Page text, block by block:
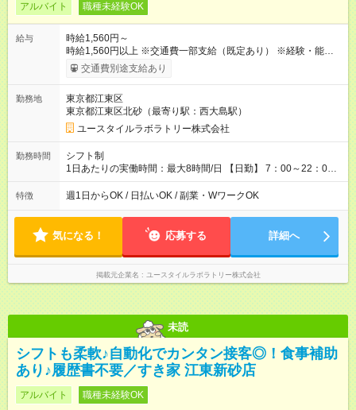
アルバイト 職種未経験OK
給与
時給1,560円～
時給1,560円以上 ※交通費一部支給（既定あり） ※経験・能力を
考慮して決定します 【収入例】 週1回勤務の場合：1,560円×8時
間×4回=4万9,920円 週3回勤務の場合：1,560円×8時間×12回
9,600円 【試用期間】試用期間あり 試用期間の長さ：2ヶ月
※ 雇用形態と給与に、本採用時と異なる部分があります。 雇用
形態：本採用時と同じです。 給与：時給 1,230円以上
交通費別途支給あり
勤務地
東京都江東区
東京都江東区北砂（最寄り駅：西大島駅）
ユースタイルラボラトリー株式会社
勤務時間
シフト制
1日あたりの実働時間：最大8時間/日 【日勤】 7：00～22：00
の間で8時間勤務（休憩時間は法定通り） ※週1日～OK ／ 夜勤
なし ＊＊ 勤務時間例 ＊＊ ■8時から17時 ■9時から18時 ■10
定（毎週同じ曜日勤務）
特徴 週1日からOK / 日払いOK / 副業・WワークOK
気になる！ 応募する 詳細へ
掲載元企業名 ユースタイルラボラトリー株式会社
未読
シフトも柔軟♪自動化でカンタン接客◎！食事補助
あり♪履歴書不要／すき家 江東新砂店
アルバイト 職種未経験OK